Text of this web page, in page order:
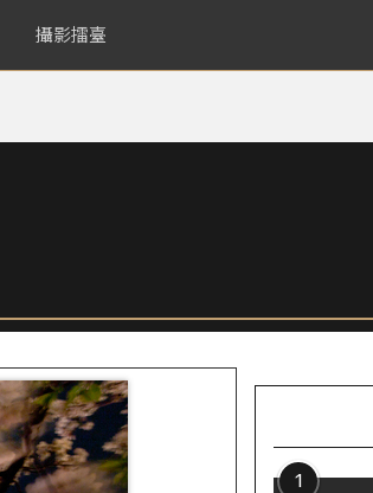
攝影擂臺
1